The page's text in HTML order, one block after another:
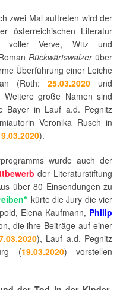
zwei Mal auftreten wird der
österreichischen Literatur
voller Verve, Witz und
Rückwärtswalzerüber
Überführung einer Leiche
(Roth: 25.03.2020 und
Weitere große Namen sind
Bayer in Lauf a.d. Pegnitz
Veronika Rusch in
).
wurde auch der
der Literaturstiftung
über 80 Einsendungen zu
kürte die Jury die vier
Elena Kaufmann, Philip
die ihre Beiträge auf einer
), Lauf a.d. Pegnitz
(19.03.2020) vorstellen